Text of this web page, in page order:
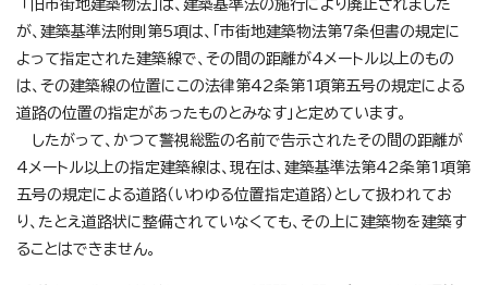
「旧市街地建築物法」は、建築基準法の施行により廃止されました
が、建築基準法附則第5項は、「市街地建築物法第7条但書の規定に
よって指定された建築線で、その間の距離が4メートル以上のもの
は、その建築線の位置にこの法律第42条第1項第五号の規定による
道路の位置の指定があったものとみなす」と定めています。
したがって、かつて警視総監の名前で告示されたその間の距離が
4メートル以上の指定建築線は、現在は、建築基準法第42条第1項第
五号の規定による道路（いわゆる位置指定道路）として扱われてお
り、たとえ道路状に整備されていなくても、その上に建築物を建築す
ることはできません。